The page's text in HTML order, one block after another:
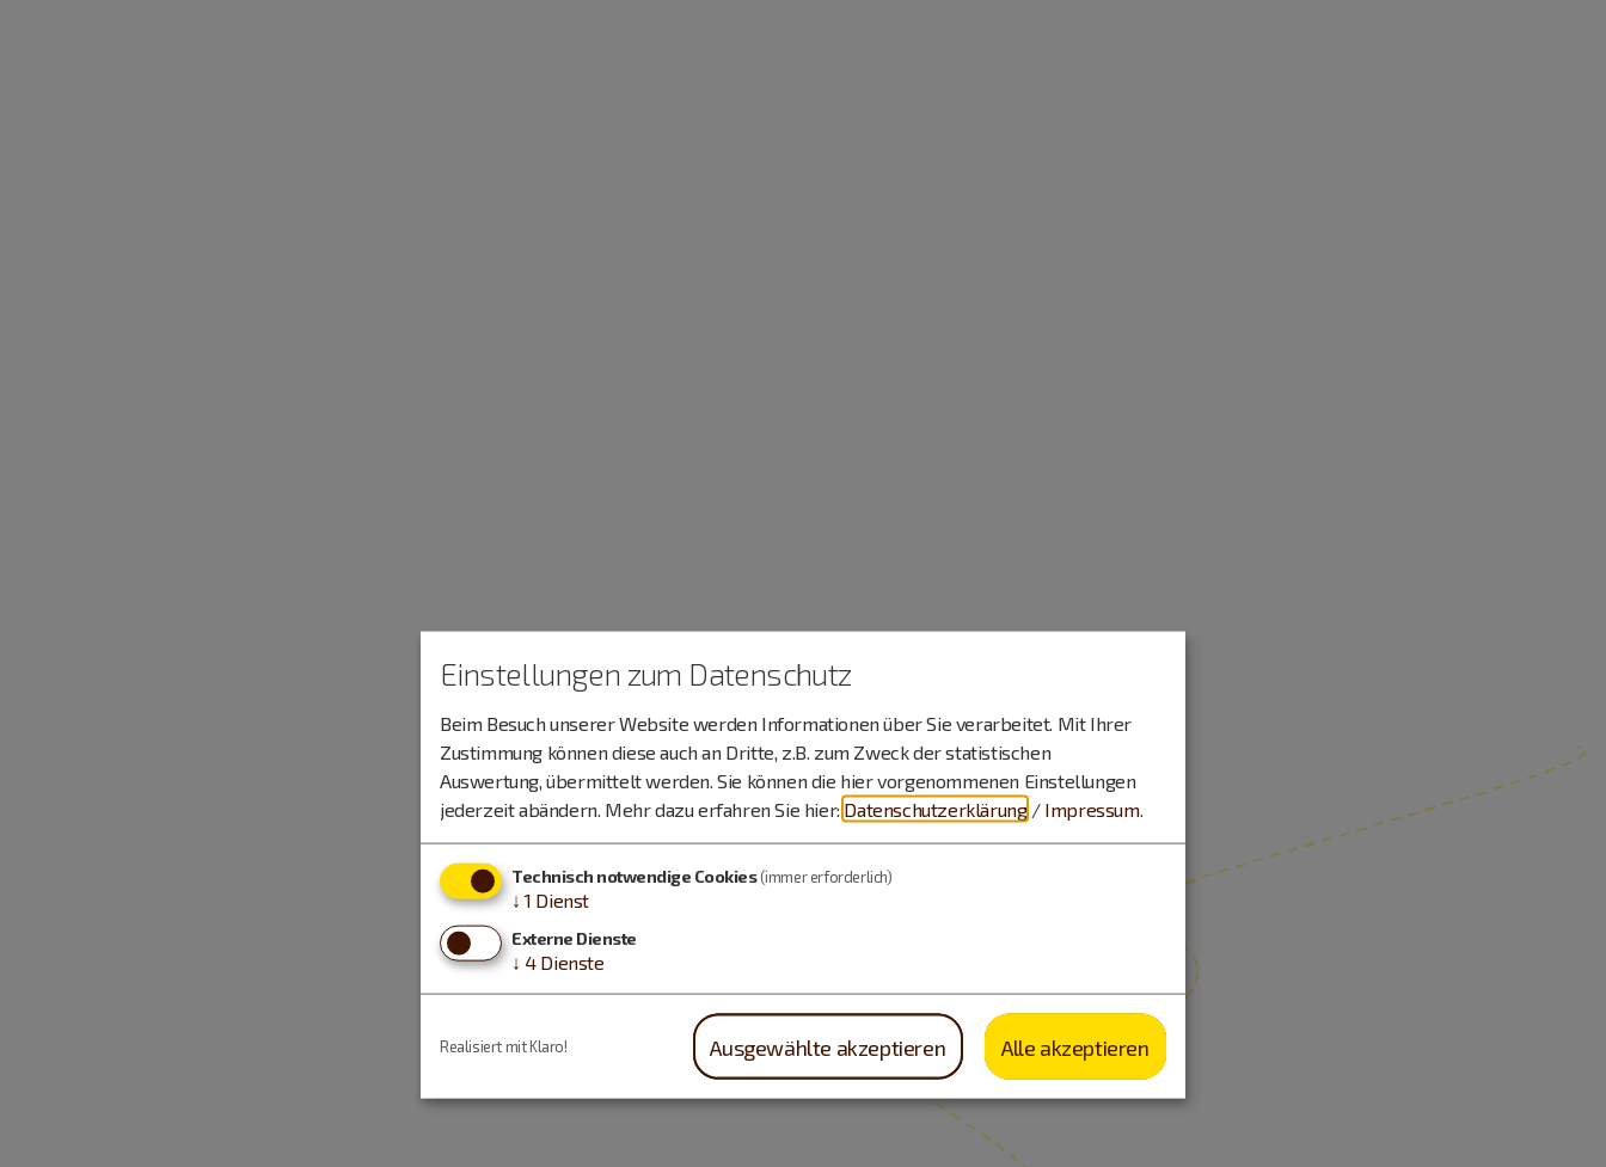
Einstellungen zum Datenschutz
Beim Besuch unserer Website werden Informationen über Sie verarbeitet. Mit Ihrer
Zustimmung können diese auch an Dritte, z.B. zum Zweck der statistischen
Auswertung, übermittelt werden. Sie können die hier vorgenommenen Einstellungen
jederzeit abändern. Mehr dazu erfahren Sie hier: Datenschutzerklärung / Impressum.
Technisch notwendige Cookies(immer erforderlich)
↓ 1 Dienst
Externe Dienste
↓ 4 Dienste
Ausgewählte akzeptieren Alle akzeptieren
Realisiert mit Klaro!